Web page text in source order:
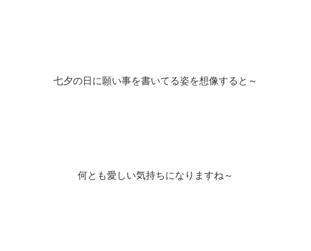
七夕の日に願い事を書いてる姿を想像すると～
何とも愛しい気持ちになりますね～